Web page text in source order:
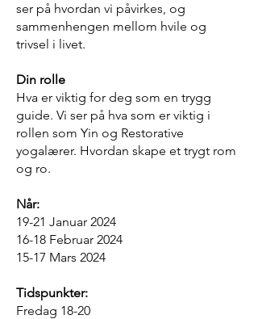
ser på hvordan vi påvirkes, og
sammenhengen mellom hvile og
trivsel i livet.
Din rolle
Hva er viktig for deg som en trygg
guide. Vi ser på hva som er viktig i
rollen som Yin og Restorative
yogalærer. Hvordan skape et trygt rom
og ro.
Når:
19-21 Januar 2024
16-18 Februar 2024
15-17 Mars 2024
Tidspunkter:
Fredag 18-20